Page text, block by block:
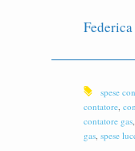
spese
contatore,
contatore gas,
gas, spese